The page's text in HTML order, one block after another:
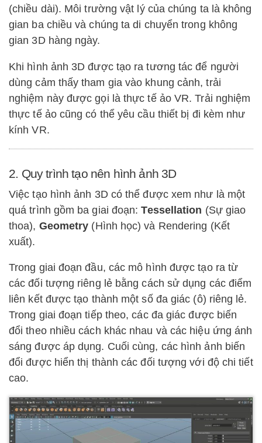
(chiều dài). Môi trường vật lý của chúng ta là không
gian ba chiều và chúng ta di chuyển trong không
gian 3D hàng ngày.
Khi hình ảnh 3D được tạo ra tương tác để người
dùng cảm thấy tham gia vào khung cảnh, trải
nghiệm này được gọi là thực tế ảo VR. Trải nghiệm
thực tế ảo cũng có thể yêu cầu thiết bị đi kèm như
kính VR.
2. Quy trình tạo nên hình ảnh 3D
Việc tạo hình ảnh 3D có thể được xem như là một
quá trình gồm ba giai đoạn:Tessellation (Sự giao
thoa), Geometry (Hình học) và Rendering (Kết
xuất).
Trong giai đoạn đầu, các mô hình được tạo ra từ
các đối tượng riêng lẻ bằng cách sử dụng các điểm
liên kết được tạo thành một số đa giác (ô) riêng lẻ.
Trong giai đoạn tiếp theo, các đa giác được biến
đổi theo nhiều cách khác nhau và các hiệu ứng ánh
sáng được áp dụng. Cuối cùng, các hình ảnh biến
đổi được hiển thị thành các đối tượng với độ chi tiết
cao.